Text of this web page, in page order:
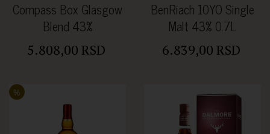
Compass Box Glasgow
Blend 43%
5.808,00 RSD
BenRiach 10YO Single
Malt 43% 0.7L
6.839,00 RSD
%